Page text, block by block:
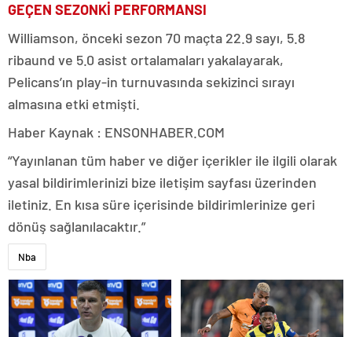
GEÇEN SEZONKİ PERFORMANSI
Williamson, önceki sezon 70 maçta 22.9 sayı, 5.8
ribaund ve 5.0 asist ortalamaları yakalayarak,
Pelicans’ın play-in turnuvasında sekizinci sırayı
almasına etki etmişti.
Haber Kaynak : ENSONHABER.COM
“Yayınlanan tüm haber ve diğer içerikler ile ilgili olarak
yasal bildirimlerinizi bize iletişim sayfası üzerinden
iletiniz. En kısa süre içerisinde bildirimlerinize geri
dönüş sağlanılacaktır.”
Nba